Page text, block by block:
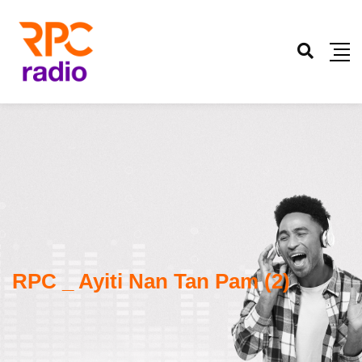
RPC _ Ayiti Nan Tan Pam (2)